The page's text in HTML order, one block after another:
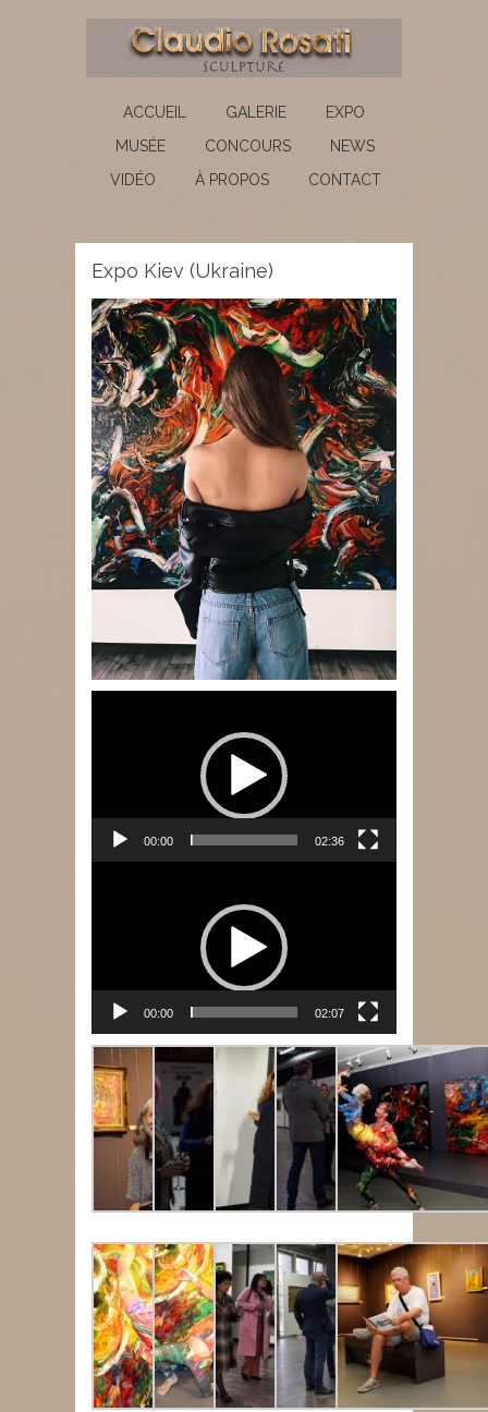
ACCUEIL GALERIE
EXPO
MUSÉE
CONCOURS
NEWS
VIDÉO
À PROPOS CONTACT
Expo Kiev (Ukraine)
00:00 02:36
00:00 02:07